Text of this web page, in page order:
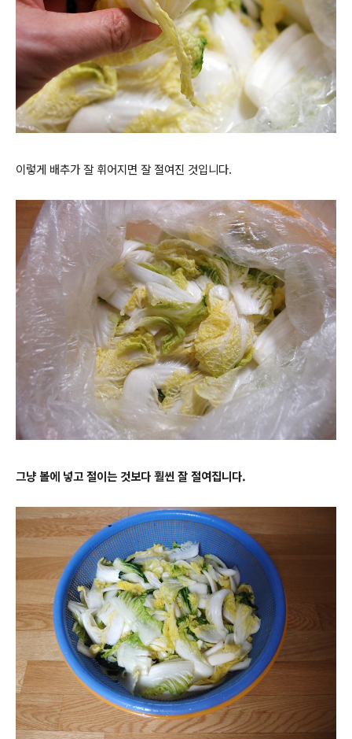
이렇게 배추가 잘 휘어지면 잘 절여진 것입니다.
그냥 볼에 넣고 절이는 것보다 훨씬 잘 절여집니다.